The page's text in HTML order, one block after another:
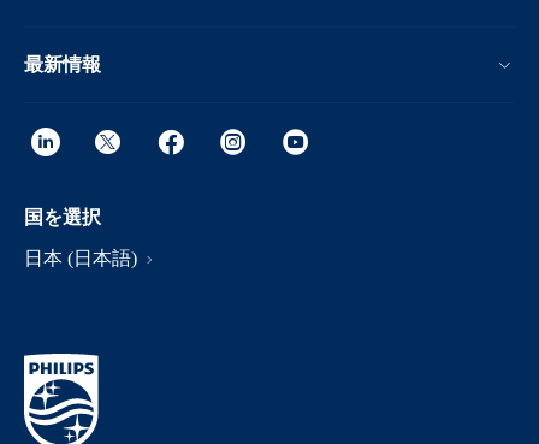
最新情報
国を選択
日本 (日本語)